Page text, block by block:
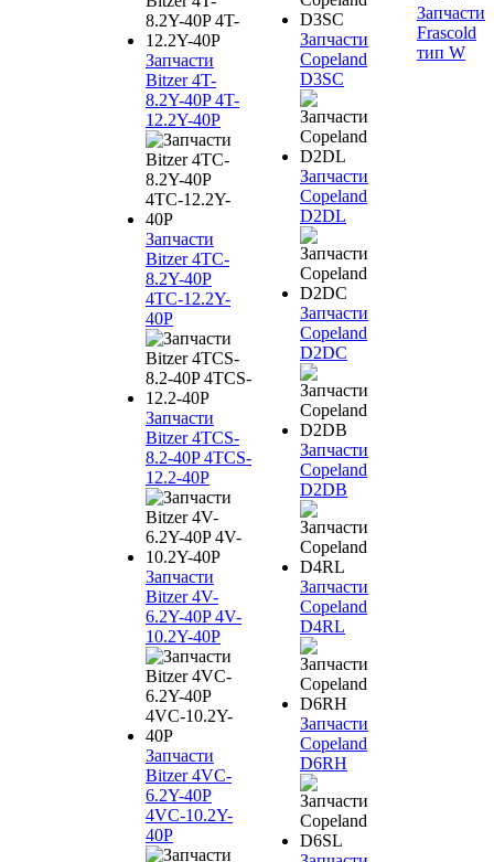
Запчасти
Bitzer 4T-
8.2Y-40P 4T-
12.2Y-40P
Запчасти
Bitzer 4TC-
8.2Y-40P
4TC-12.2Y-
40P
Запчасти
Bitzer 4TCS-
8.2-40P 4TCS-
12.2-40P
Запчасти
Bitzer 4V-
6.2Y-40P 4V-
10.2Y-40P
Запчасти
Bitzer 4VC-
6.2Y-40P
4VC-10.2Y-
40P
Запчасти
Copeland
D3SC
Запчасти
Copeland
D2DL
Запчасти
Copeland
D2DC
Запчасти
Copeland
D2DB
Запчасти
Copeland
D4RL
Запчасти
Copeland
D6RH
Запчасти
Frascold
тип W